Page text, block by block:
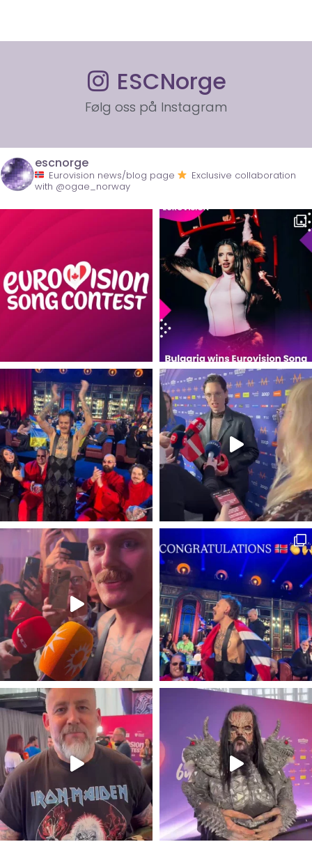
ESCNorge
Følg oss på Instagram
escnorge
Eurovision news/blog page
Exclusive collaboration
with @ogae_norway